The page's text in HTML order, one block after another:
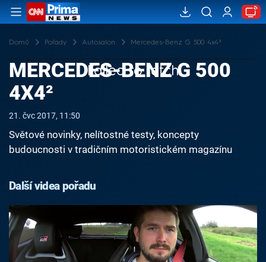
Domů Pořady Autosalon Mercedes-Benz G 500 4x4²
Failed to fetch
MERCEDES-BENZ G 500
4X4²
21. čvc 2017, 11:50
Světové novinky, nelítostné testy, koncepty
budoucnosti v tradičním motoristickém magazínu
Další videa pořadu